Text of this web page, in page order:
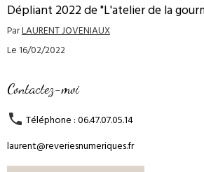
Dépliant 2022 de "L'atelier de la
ParLAURENT JOVENIAUX
Le 16/02/2022
Contactez-moi
Téléphone : 06.47.07.05.14
laurent@reveriesnumeriques.fr